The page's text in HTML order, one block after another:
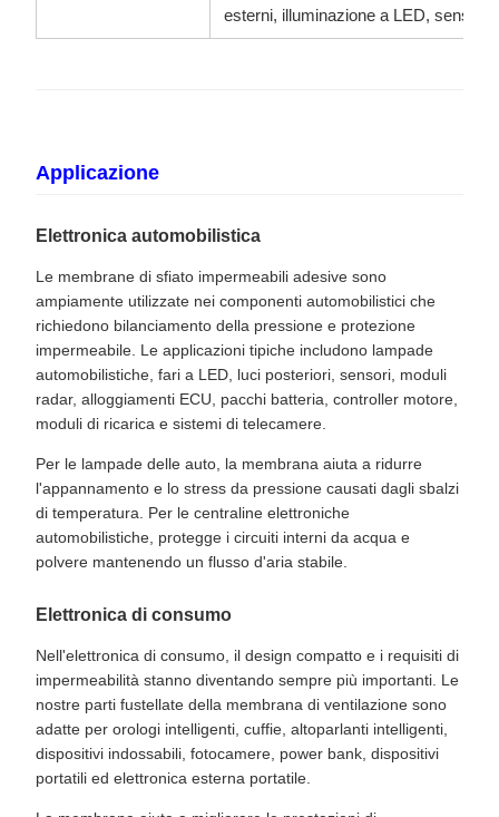
esterni, illuminazione a LED, sensori
Applicazione
Elettronica automobilistica
Le membrane di sfiato impermeabili adesive sono
ampiamente utilizzate nei componenti automobilistici che
richiedono bilanciamento della pressione e protezione
impermeabile. Le applicazioni tipiche includono lampade
automobilistiche, fari a LED, luci posteriori, sensori, moduli
radar, alloggiamenti ECU, pacchi batteria, controller motore,
moduli di ricarica e sistemi di telecamere.
Per le lampade delle auto, la membrana aiuta a ridurre
l'appannamento e lo stress da pressione causati dagli sbalzi
di temperatura. Per le centraline elettroniche
automobilistiche, protegge i circuiti interni da acqua e
polvere mantenendo un flusso d'aria stabile.
Elettronica di consumo
Nell'elettronica di consumo, il design compatto e i requisiti di
impermeabilità stanno diventando sempre più importanti. Le
nostre parti fustellate della membrana di ventilazione sono
adatte per orologi intelligenti, cuffie, altoparlanti intelligenti,
dispositivi indossabili, fotocamere, power bank, dispositivi
portatili ed elettronica esterna portatile.